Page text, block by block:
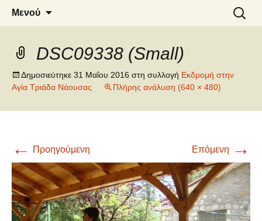
6o ΔΗΜΟΤΙΚΟ ΣΧΟΛΕΙΟ
ΝΑΟΥΣΑΣ
Μενού
για:
DSC09338 (Small)
Δημοσιεύτηκε 31 Μαΐου 2016 στη συλλογή Εκδρομή στην
Αγία Τριάδα Νάουσας
Πλήρης ανάλυση (640 × 480)
← Προηγούμενη Επόμενη →